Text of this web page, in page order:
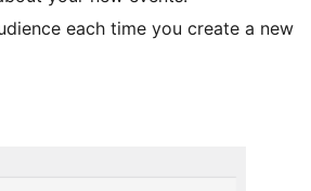
each time you create a new